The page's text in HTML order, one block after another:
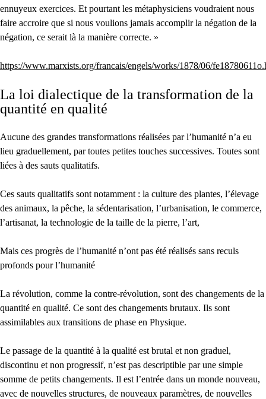
ennuyeux exercices. Et pourtant les métaphysiciens voudraient nous
faire accroire que si nous voulions jamais accomplir la négation de la
négation, ce serait là la manière correcte. »
https://www.marxists.org/francais/engels/works/1878/06/
La loi dialectique de la transformation de la
quantité en qualité
Aucune des grandes transformations réalisées par l’humanité n’a eu
lieu graduellement, par toutes petites touches successives. Toutes sont
liées à des sauts qualitatifs.
Ces sauts qualitatifs sont notamment : la culture des plantes, l’élevage
des animaux, la pêche, la sédentarisation, l’urbanisation, le commerce,
l’artisanat, la technologie de la taille de la pierre, l’art,
Mais ces progrès de l’humanité n’ont pas été réalisés sans reculs
profonds pour l’humanité
La révolution, comme la contre-révolution, sont des changements de la
quantité en qualité. Ce sont des changements brutaux. Ils sont
assimilables aux transitions de phase en Physique.
Le passage de la quantité à la qualité est brutal et non graduel,
discontinu et non progressif, n’est pas descriptible par une simple
somme de petits changements. Il est l’entrée dans un monde nouveau,
avec de nouvelles structures, de nouveaux paramètres, de nouvelles